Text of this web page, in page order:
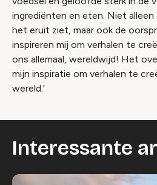
ingrediënten en eten. Niet alleen
het eruit ziet, maar ook de
inspireren mij om verhalen te
ons allemaal, wereldwijd! Het
mijn inspiratie om verhalen te
wereld.’
Interessante